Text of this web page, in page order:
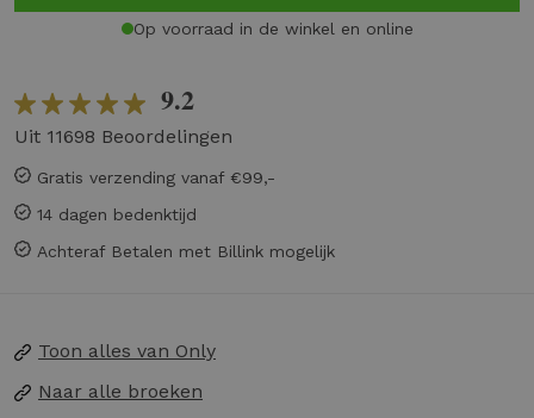
Op voorraad in de winkel en online
9.2
Uit 11698 Beoordelingen
Gratis verzending vanaf €99,-
14 dagen bedenktijd
Achteraf Betalen met Billink mogelijk
Toon alles van Only
Naar alle broeken